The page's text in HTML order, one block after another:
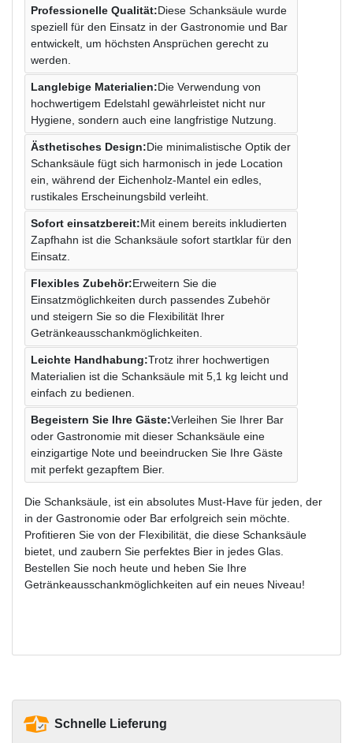
Professionelle Qualität:Diese Schanksäule wurde
speziell für den Einsatz in der Gastronomie und Bar
entwickelt, um höchsten Ansprüchen gerecht zu
werden.
Langlebige Materialien:Die Verwendung von
hochwertigem Edelstahl gewährleistet nicht nur
Hygiene, sondern auch eine langfristige Nutzung.
Ästhetisches Design:Die minimalistische Optik der
Schanksäule fügt sich harmonisch in jede Location
ein, während der Eichenholz-Mantel ein edles,
rustikales Erscheinungsbild verleiht.
Sofort einsatzbereit:Mit einem bereits inkludierten
Zapfhahn ist die Schanksäule sofort startklar für den
Einsatz.
Flexibles Zubehör:Erweitern Sie die
Einsatzmöglichkeiten durch passendes Zubehör
und steigern Sie so die Flexibilität Ihrer
Getränkeausschankmöglichkeiten.
Leichte Handhabung:Trotz ihrer hochwertigen
Materialien ist die Schanksäule mit 5,1 kg leicht und
einfach zu bedienen.
Begeistern Sie Ihre Gäste:Verleihen Sie Ihrer Bar
oder Gastronomie mit dieser Schanksäule eine
einzigartige Note und beeindrucken Sie Ihre Gäste
mit perfekt gezapftem Bier.
Die Schanksäule, ist ein absolutes Must-Have für jeden, der
in der Gastronomie oder Bar erfolgreich sein möchte.
Profitieren Sie von der Flexibilität, die diese Schanksäule
bietet, und zaubern Sie perfektes Bier in jedes Glas.
Bestellen Sie noch heute und heben Sie Ihre
Getränkeausschankmöglichkeiten auf ein neues Niveau!
Schnelle Lieferung